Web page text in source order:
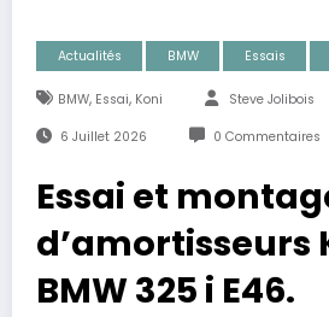
Actualités BMW Essais
BMW, Essai, Koni Steve Jolibois
6 Juillet 2026 0 Commentaires
Essai et
d’amortisseurs
BMW 325 i E46.